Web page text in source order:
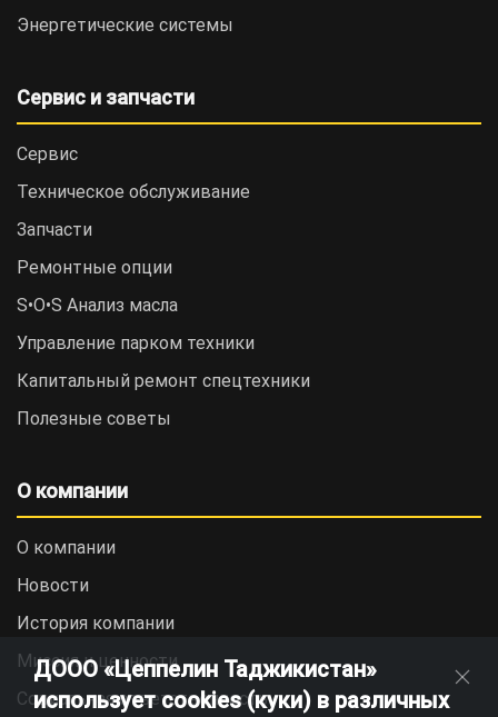
Энергетические системы
Сервис и запчасти
Сервис
Техническое обслуживание
Запчасти
Ремонтные опции
S•O•S Анализ масла
Управление парком техники
Капитальный ремонт спецтехники
Полезные советы
О компании
О компании
Новости
История компании
Миссия и ценности
Социальная ответственность
ДООО «Цеппелин Таджикистан»
использует cookies (куки) в различных